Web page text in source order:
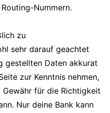
Nummern.
zu
sehr darauf geachtet
gestellten Daten akkurat
zur Kenntnis nehmen,
für die Richtigkeit
Nur deine Bank kann